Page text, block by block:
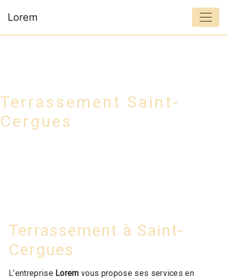
Lorem
Terrassement Saint-
Cergues
Terrassement à Saint-
Cergues
L’entreprise Lorem vous propose ses services en